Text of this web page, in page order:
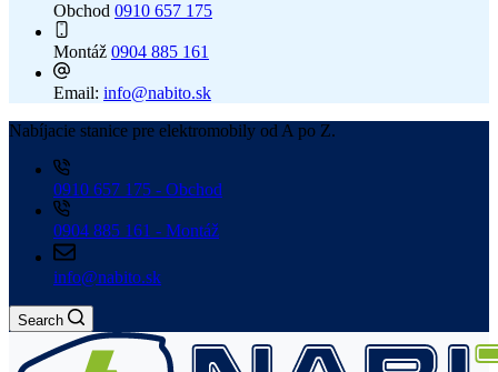
Obchod 0910 657 175
Montáž 0904 885 161
Email: info@nabito.sk
Nabíjacie stanice pre elektromobily od A po Z.
0910 657 175 - Obchod
0904 885 161 - Montáž
info@nabito.sk
Search